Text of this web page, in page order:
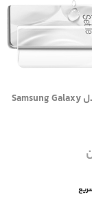
گلس یو وی مدل Samsung Galaxy